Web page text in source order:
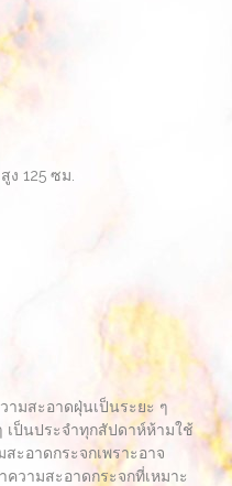
125 ซม.
ามสะอาดฝุ่นเป็นระยะ ๆ
ป็นประจำทุกสัปดาห์ห้ามใช้
ะอาดกระจกเพราะอาจ
วามสะอาดกระจกที่เหมาะ